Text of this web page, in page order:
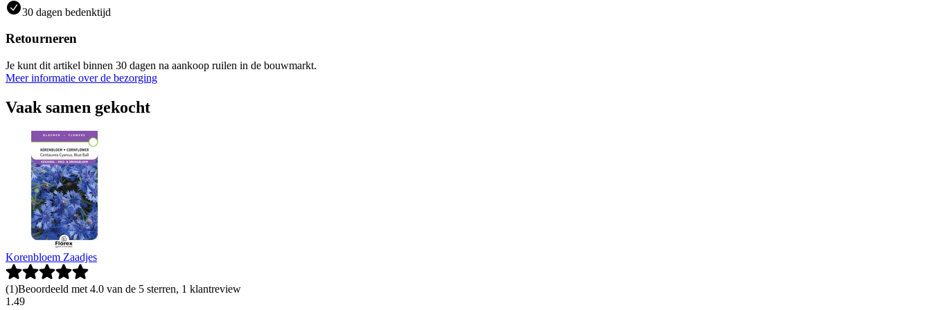
30 dagen bedenktijd
Retourneren
Je kunt dit artikel binnen 30 dagen na aankoop ruilen in de bouwmarkt.
Meer informatie over de bezorging
Vaak samen gekocht
Korenbloem Zaadjes
(1)Beoordeeld met 4.0 van de 5 sterren, 1 klantreview
1 .49